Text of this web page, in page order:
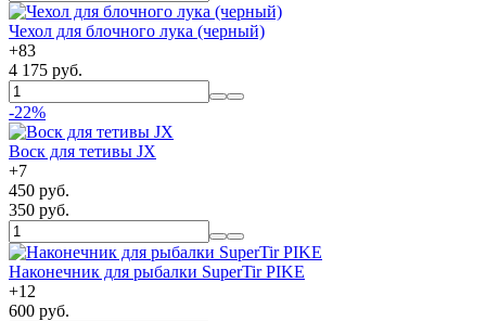
Чехол для блочного лука (черный)
+83
4 175 руб.
-22%
Воск для тетивы JX
+7
450 руб.
350 руб.
Наконечник для рыбалки SuperTir PIKE
+12
600 руб.